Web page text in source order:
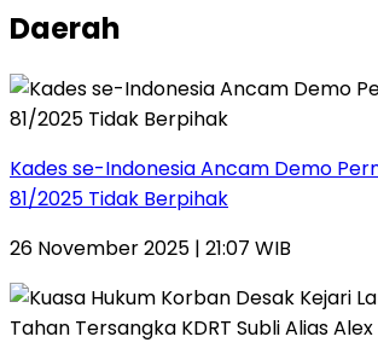
Daerah
Kades se-Indonesia Ancam Demo
81/2025 Tidak Berpihak
26 November 2025 | 21:07 WIB